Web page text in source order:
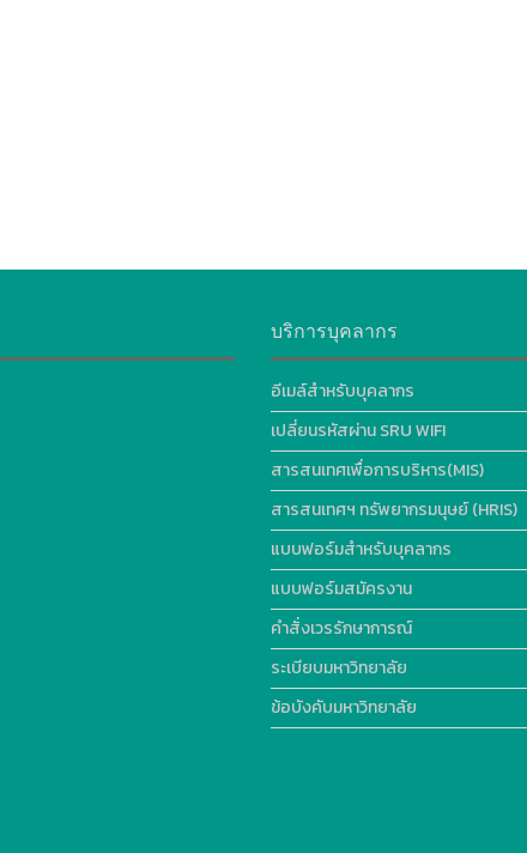
บริการบุคลากร
อีเมล์สำหรับบุคลากร
เปลี่ยนรหัสผ่าน SRU WIFI
สารสนเทศเพื่อการบริหาร(MIS)
สารสนเทศฯ ทรัพยากรมนุษย์ (HRIS)
แบบฟอร์มสำหรับบุคลากร
แบบฟอร์มสมัครงาน
คำสั่งเวรรักษาการณ์
ระเบียบมหาวิทยาลัย
ข้อบังคับมหาวิทยาลัย